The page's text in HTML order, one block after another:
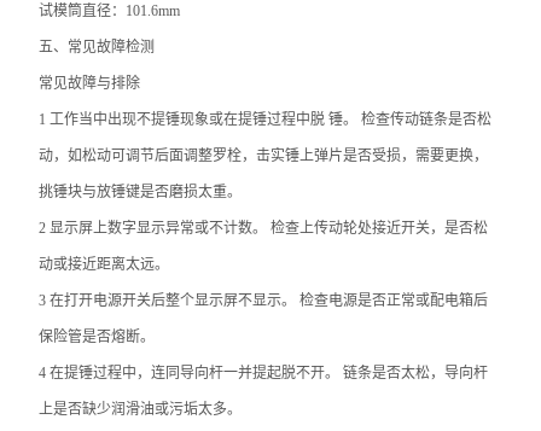
试模筒直径：101.6mm
五、 常见故障检测
常见故障与排除
1 工作当中出现不提锤现象或在提锤过程中脱 锤。 检查传动链条是否松
动，如松动可调节后面调整罗栓，击实锤上弹片是否受损，需要更换，
挑锤块与放锤键是否磨损太重。
2 显示屏上数字显示异常或不计数。 检查上传动轮处接近开关，是否松
动或接近距离太远。
3 在打开电源开关后整个显示屏不显示。 检查电源是否正常或配电箱后
保险管是否熔断。
4 在提锤过程中，连同导向杆一并提起脱不开。 链条是否太松，导向杆
上是否缺少润滑油或污垢太多。